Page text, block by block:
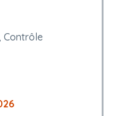
Contrôle